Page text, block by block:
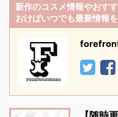
新作のコスメ情報やおす
おけばいつでも最新情報